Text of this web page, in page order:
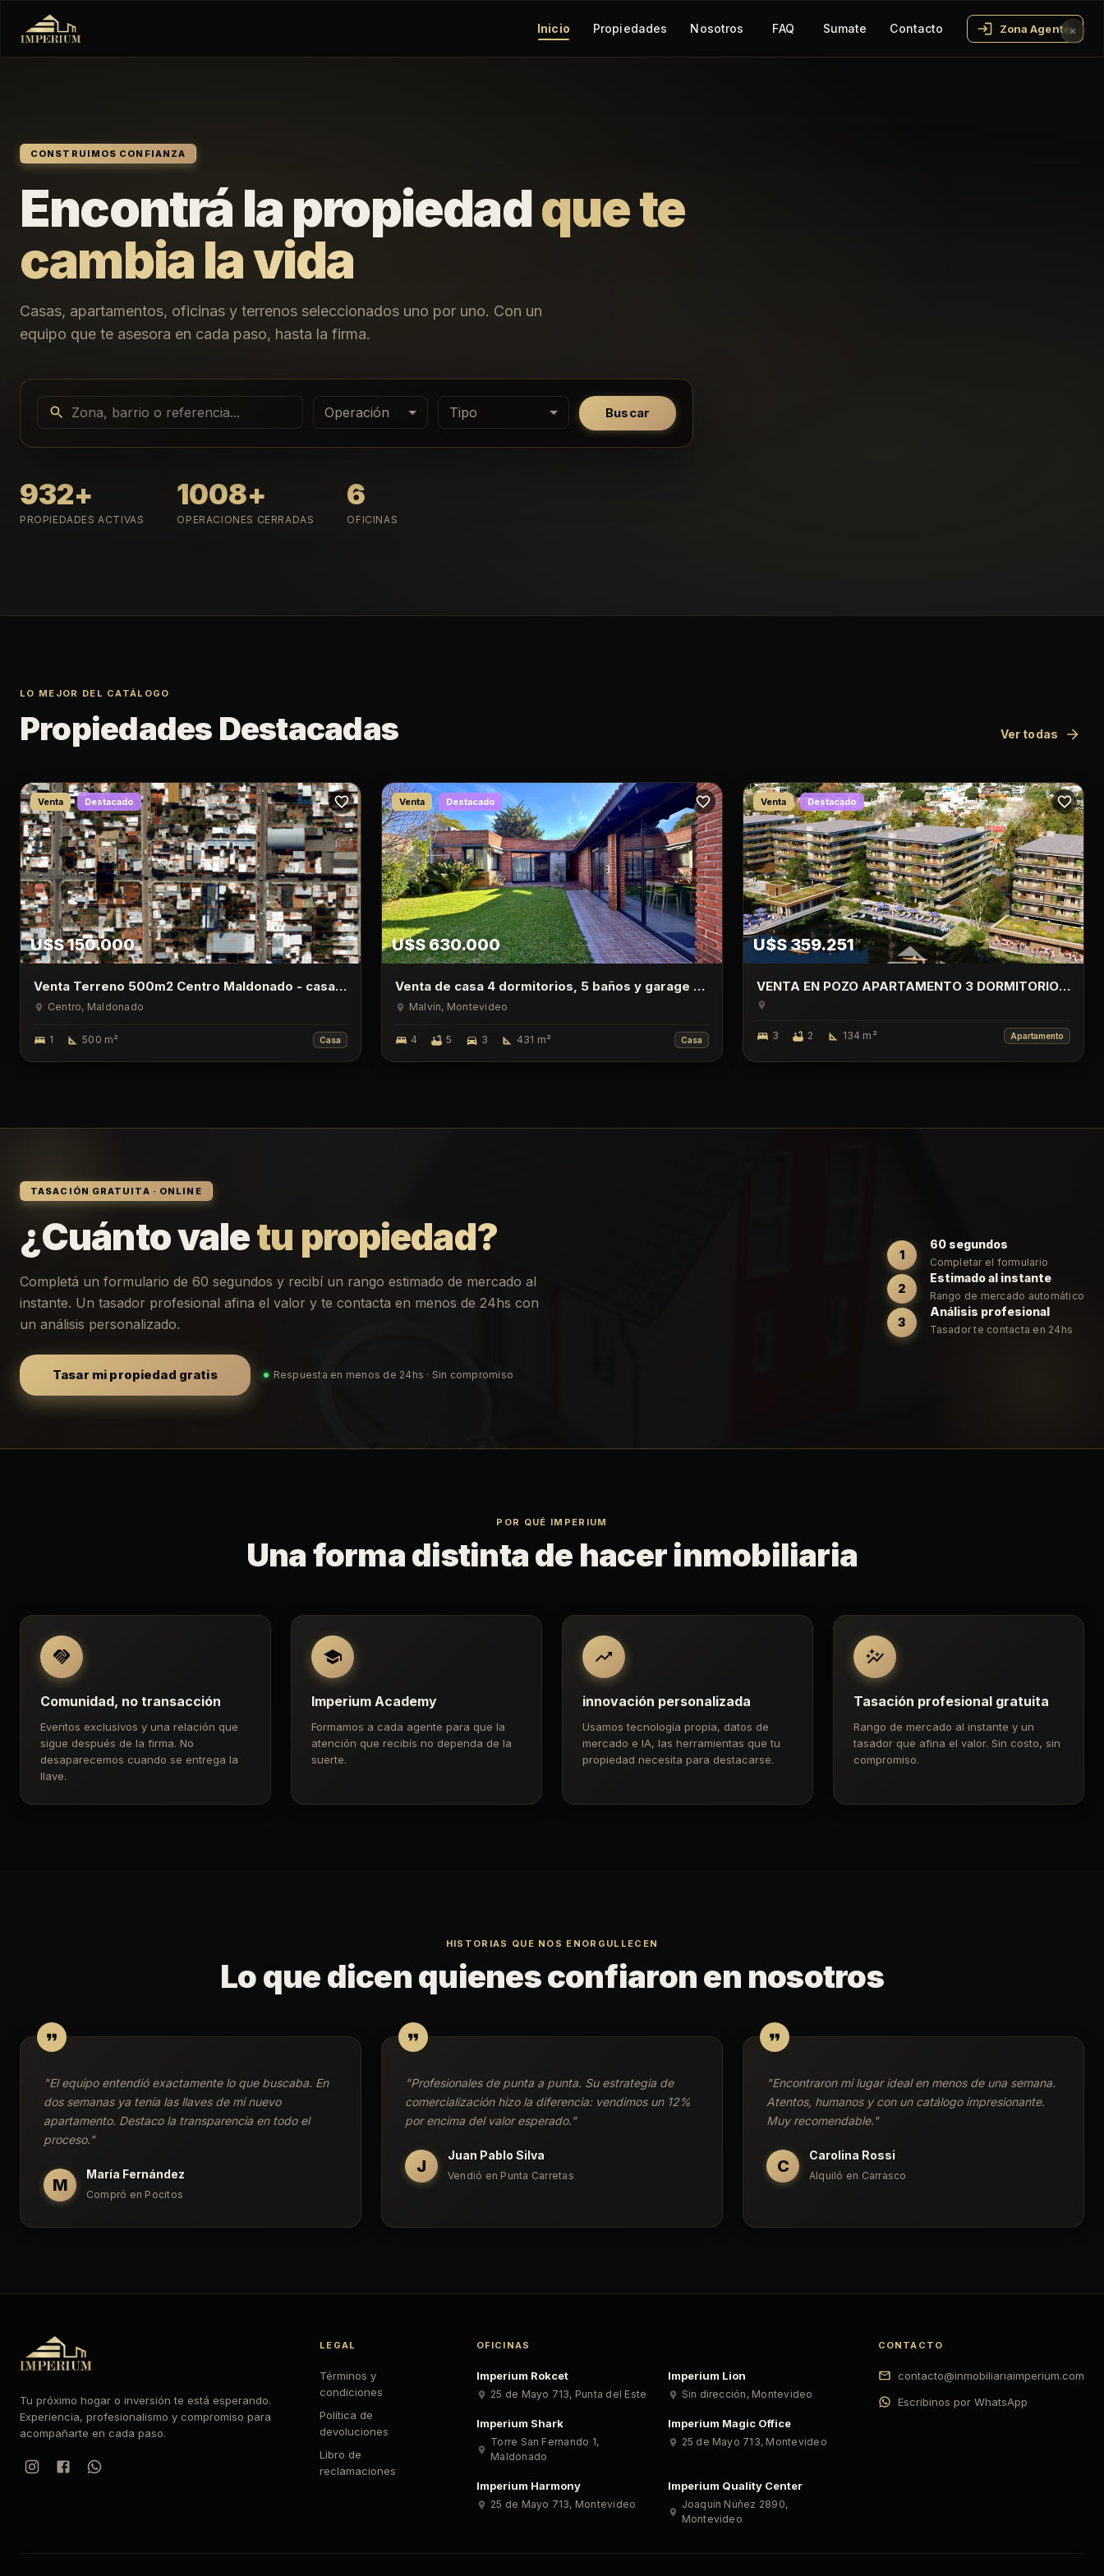
Inicio Propiedades Nosotros FAQ Sumate Contacto Zona Agente
CONSTRUIMOS CONFIANZA
Encontrá la propiedadque te
cambia la vida
Casas, apartamentos, oficinas y terrenos seleccionados uno por uno. Con un
equipo que te asesora en cada paso, hasta la firma.
Operación Tipo Buscar
932+
PROPIEDADES ACTIVAS
1008+
OPERACIONES CERRADAS
6
OFICINAS
LO MEJOR DEL CATÁLOGO
Propiedades Destacadas Ver todas
Venta Destacado
U$S 150.000
Venta Terreno 500m2 Centro Maldonado - casa
de 1 Dormitorio
Centro, Maldonado
1 500 m² Casa
Venta Destacado
U$S 630.000
Venta de casa 4 dormitorios, 5 baños y garage en
Malvin
Malvín, Montevideo
4 5 3 431 m² Casa
Venta Destacado
U$S 359.251
VENTA EN POZO APARTAMENTO 3 DORMITORIO
CON TERRAZA, LAGO CALCAGNO, CIUDAD DE LA
3 2 134 m² Apartamento
TASACIÓN GRATUITA · ONLINE
¿Cuánto valetu propiedad?
Completá un formulario de 60 segundos y recibí un rango estimado de mercado al
instante. Un tasador profesional afina el valor y te contacta en menos de 24hs con
un análisis personalizado.
Tasar mi propiedad gratis Respuesta en menos de 24hs · Sin compromiso
1
60 segundos
Completar el formulario
2
Estimado al instante
Rango de mercado automático
3
Análisis profesional
Tasador te contacta en 24hs
POR QUÉ IMPERIUM
Una forma distinta de hacer inmobiliaria
Comunidad, no transacción
Eventos exclusivos y una relación que
sigue después de la firma. No
desaparecemos cuando se entrega la
llave.
Imperium Academy
Formamos a cada agente para que la
atención que recibís no dependa de la
suerte.
innovación personalizada
Usamos tecnología propia, datos de
mercado e IA, las herramientas que tu
propiedad necesita para destacarse.
Tasación profesional gratuita
Rango de mercado al instante y un
tasador que afina el valor. Sin costo, sin
compromiso.
HISTORIAS QUE NOS ENORGULLECEN
Lo que dicen quienes confiaron en nosotros
"El equipo entendió exactamente lo que buscaba. En
dos semanas ya tenía las llaves de mi nuevo
apartamento. Destaco la transparencia en todo el
proceso."
M
María Fernández
Compró en Pocitos
"Profesionales de punta a punta. Su estrategia de
comercialización hizo la diferencia: vendimos un 12%
por encima del valor esperado."
J
Juan Pablo Silva
Vendió en Punta Carretas
"Encontraron mi lugar ideal en menos de una semana.
Atentos, humanos y con un catálogo impresionante.
Muy recomendable."
C
Carolina Rossi
Alquiló en Carrasco
Tu próximo hogar o inversión te está esperando.
Experiencia, profesionalismo y compromiso para
acompañarte en cada paso.
LEGAL
Términos y
condiciones
Política de
devoluciones
Libro de
reclamaciones
OFICINAS
Imperium Rokcet
25 de Mayo 713, Punta del Este
Imperium Lion
Sin dirección , Montevideo
Imperium Shark
Torre San Fernando 1,
Maldonado
Imperium Magic Office
25 de Mayo 713, Montevideo
Imperium Harmony
25 de Mayo 713, Montevideo
Imperium Quality Center
Joaquín Núñez 2890,
Montevideo
CONTACTO
contacto@inmobiliariaimperium.com
Escribinos por WhatsApp
✕